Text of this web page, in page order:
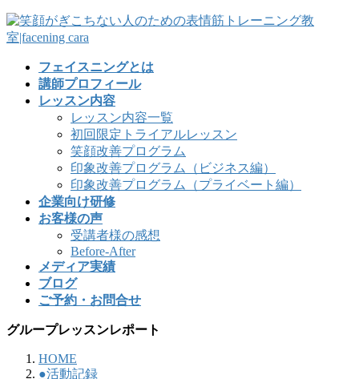
フェイスニングとは
講師プロフィール
レッスン内容
レッスン内容一覧
初回限定トライアルレッスン
笑顔改善プログラム
印象改善プログラム（ビジネス編）
印象改善プログラム（プライベート編）
企業向け研修
お客様の声
受講者様の感想
Before-After
メディア実績
ブログ
ご予約・お問合せ
グループレッスンレポート
HOME
●活動記録